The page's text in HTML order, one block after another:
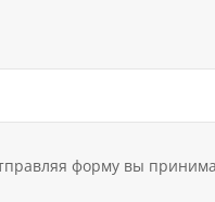
форму вы